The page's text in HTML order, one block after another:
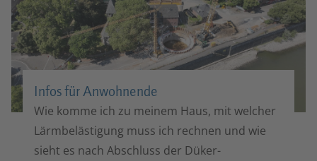
Infos für Anwohnende
Wie komme ich zu meinem Haus, mit welcher
Lärmbelästigung muss ich rechnen und wie
sieht es nach Abschluss der Düker-